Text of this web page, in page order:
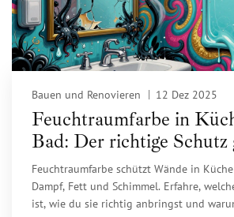
Bauen und Renovieren 12 Dez 2025
Feuchtraumfarbe in
Bad: Der richtige Schutz
Dampf, Fett und
Feuchtraumfarbe schützt Wände in
Dampf, Fett und Schimmel. Erfahre,
ist, wie du sie richtig anbringst und